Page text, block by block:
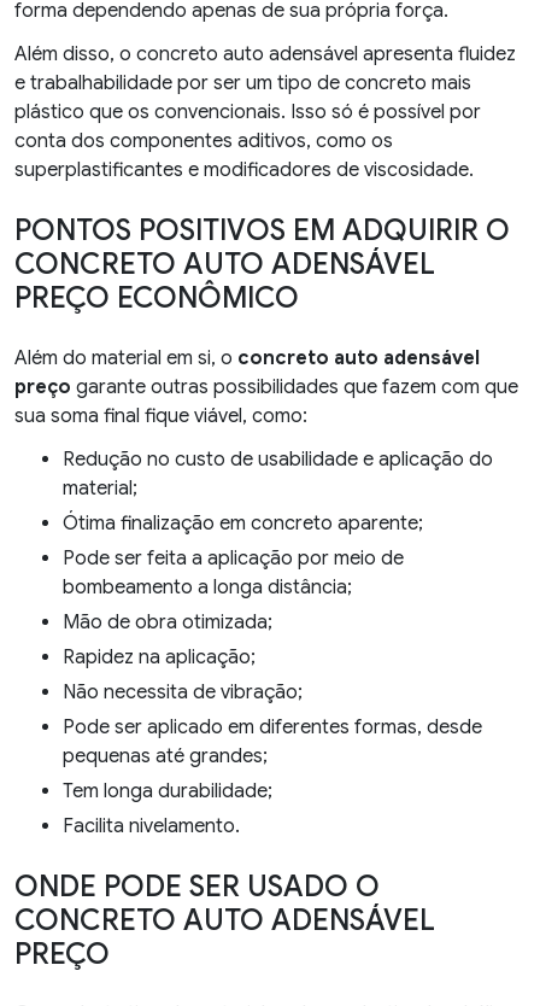
forma dependendo apenas de sua própria força.
Além disso, o concreto auto adensável apresenta fluidez
e trabalhabilidade por ser um tipo de concreto mais
plástico que os convencionais. Isso só é possível por
conta dos componentes aditivos, como os
superplastificantes e modificadores de viscosidade.
PONTOS POSITIVOS EM ADQUIRIR O
CONCRETO AUTO ADENSÁVEL
PREÇO ECONÔMICO
Além do material em si, o concreto auto adensável
preço garante outras possibilidades que fazem com que
sua soma final fique viável, como:
Redução no custo de usabilidade e aplicação do
material;
Ótima finalização em concreto aparente;
Pode ser feita a aplicação por meio de
bombeamento a longa distância;
Mão de obra otimizada;
Rapidez na aplicação;
Não necessita de vibração;
Pode ser aplicado em diferentes formas, desde
pequenas até grandes;
Tem longa durabilidade;
Facilita nivelamento.
ONDE PODE SER USADO O
CONCRETO AUTO ADENSÁVEL
PREÇO